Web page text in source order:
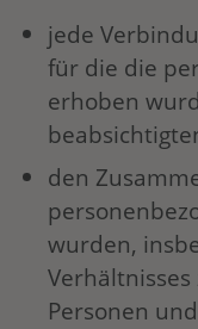
jede
für die die
erhoben
den
wurden,
Personen